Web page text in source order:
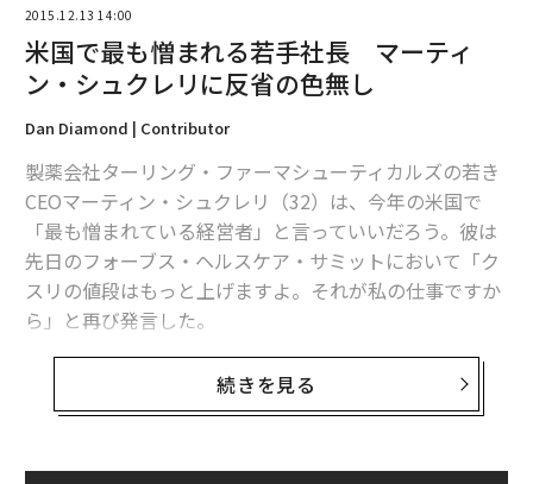
最新号の購入はこちらから
メンバーシップに登録する
関連記事
ウェアラブルは医療現場では無用の長物!?
ウェアラブル企業「Fitbit」 好決算でも株価は急落
2015.12.13 14:00
米国で最も憎まれる若手社長 マーティ
ン・シュクレリに反省の色無し
Dan Diamond | Contributor
製薬会社ターリング・ファーマシューティカルズの若き
CEOマーティン・シュクレリ（32）は、今年の米国で
「最も憎まれている経営者」と言っていいだろう。彼は
先日のフォーブス・ヘルスケア・サミットにおいて「ク
スリの値段はもっと上げますよ。それが私の仕事ですか
ら」と再び発言した。
シュクレリは、9月20日にエイズや一部のがん患者など
が感染するトキソプラズマ症の治療薬「ダラプリム」の
いた価格を、約55倍の750ドル（約9万円）に引き上げる
続きを見る